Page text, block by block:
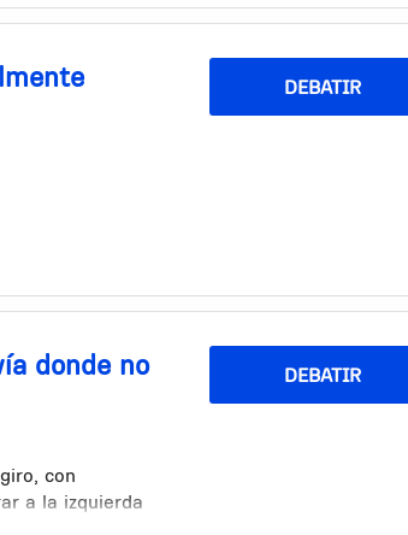
DEBATIR
donde no
con
a la izquierda
DEBATIR